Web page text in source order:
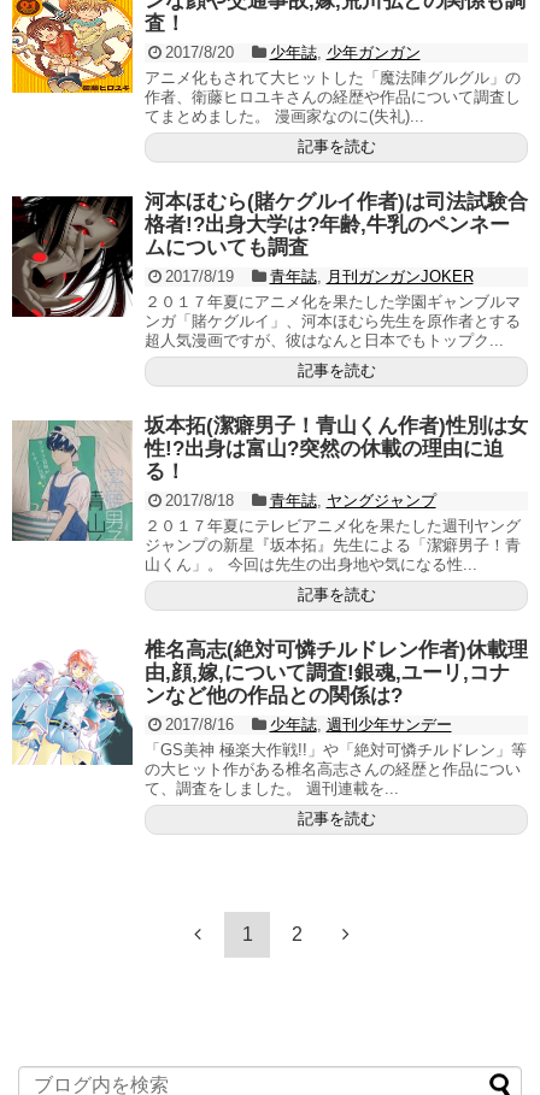
査！
2017/8/20 少年誌, 少年ガンガン
アニメ化もされて大ヒットした「魔法陣グルグル」の
作者、衛藤ヒロユキさんの経歴や作品について調査し
てまとめました。 漫画家なのに(失礼)...
記事を読む
河本ほむら(賭ケグルイ作者)は司法試験合
格者!?出身大学は?年齢,牛乳のペンネー
ムについても調査
2017/8/19 青年誌,
月刊ガンガンJOKER
２０１７年夏にアニメ化を果たした学園ギャンブルマ
ンガ「賭ケグルイ」、河本ほむら先生を原作者とする
超人気漫画ですが、彼はなんと日本でもトップク...
記事を読む
坂本拓(潔癖男子！青山くん作者)性別は女
性!?出身は富山?突然の休載の理由に迫
る！
2017/8/18 青年誌, ヤングジャンプ
２０１７年夏にテレビアニメ化を果たした週刊ヤング
ジャンプの新星『坂本拓』先生による「潔癖男子！青
山くん」。 今回は先生の出身地や気になる性...
記事を読む
椎名高志(絶対可憐チルドレン作者)休載理
由,顔,嫁,について調査!銀魂,ユーリ,コナ
ンなど他の作品との関係は?
2017/8/16 少年誌, 週刊少年サンデー
「GS美神 極楽大作戦!!」や「絶対可憐チルドレン」等
の大ヒット作がある椎名高志さんの経歴と作品につい
て、調査をしました。 週刊連載を...
記事を読む
1 2